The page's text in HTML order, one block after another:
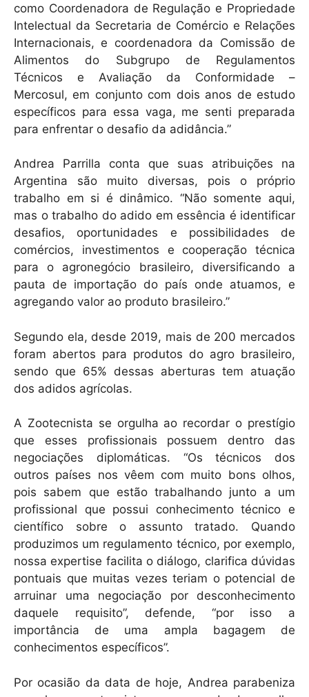
como Coordenadora de Regulação e Propriedade
Intelectual da Secretaria de Comércio e Relações
Internacionais, e coordenadora da Comissão de
Alimentos do Subgrupo de Regulamentos
Técnicos e Avaliação da Conformidade –
Mercosul, em conjunto com dois anos de estudo
específicos para essa vaga, me senti preparada
para enfrentar o desafio da adidância.”
Andrea Parrilla conta que suas atribuições na
Argentina são muito diversas, pois o próprio
trabalho em si é dinâmico. “Não somente aqui,
mas o trabalho do adido em essência é identificar
desafios, oportunidades e possibilidades de
comércios, investimentos e cooperação técnica
para o agronegócio brasileiro, diversificando a
pauta de importação do país onde atuamos, e
agregando valor ao produto brasileiro.”
Segundo ela, desde 2019, mais de 200 mercados
foram abertos para produtos do agro brasileiro,
sendo que 65% dessas aberturas tem atuação
dos adidos agrícolas.
A Zootecnista se orgulha ao recordar o prestígio
que esses profissionais possuem dentro das
negociações diplomáticas. “Os técnicos dos
outros países nos vêem com muito bons olhos,
pois sabem que estão trabalhando junto a um
profissional que possui conhecimento técnico e
científico sobre o assunto tratado. Quando
produzimos um regulamento técnico, por exemplo,
nossa expertise facilita o diálogo, clarifica dúvidas
pontuais que muitas vezes teriam o potencial de
arruinar uma negociação por desconhecimento
daquele requisito”, defende, “por isso a
importância de uma ampla bagagem de
conhecimentos específicos”.
Por ocasião da data de hoje, Andrea parabeniza